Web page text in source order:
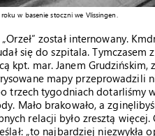
w basenie stoczni we Vlissingen.
został internowany.
się do szpitala.
kpt. mar. Janem
mapy przeprowadzili
trzech tygodniach dotarliśmy
Mało brakowało, a
relacji było zresztą
„to najbardziej niezwykła